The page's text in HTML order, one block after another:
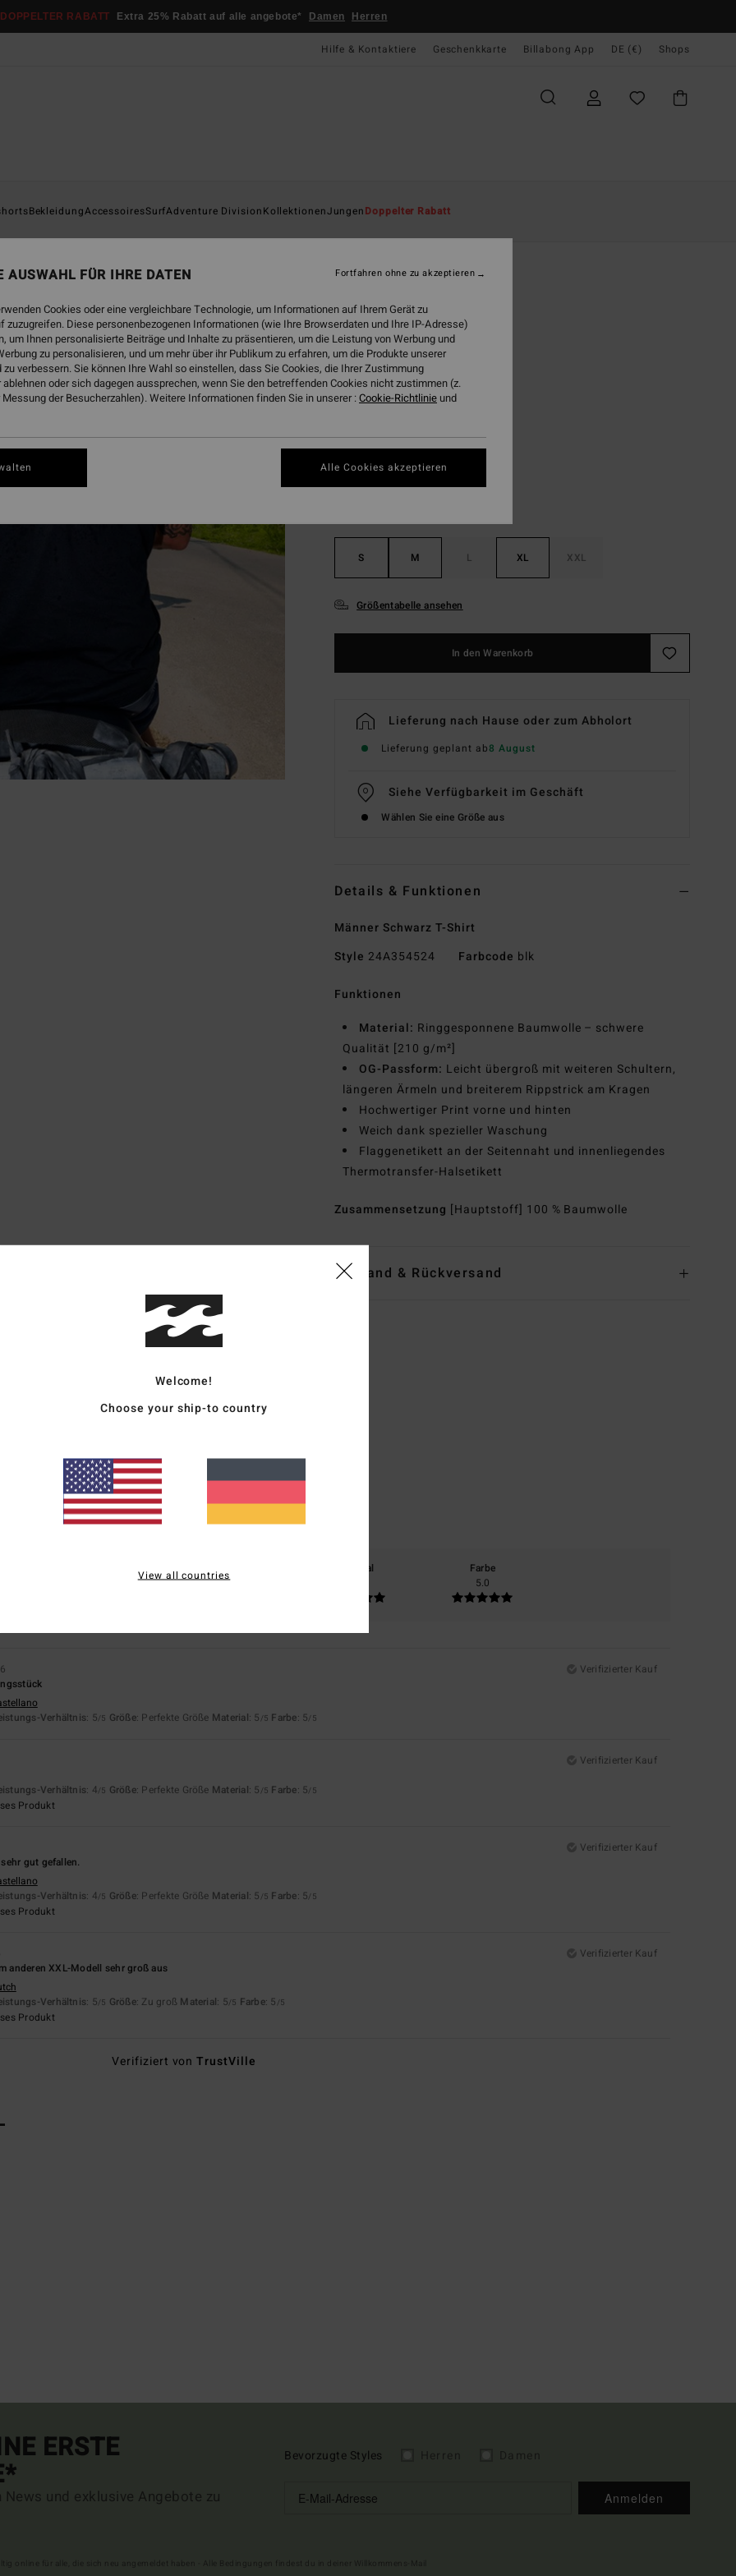
DOPPELTER RABATT Extra 25% Rabatt auf alle angebote* Damen Herren
Hilfe & Kontaktiere Geschenkkarte Billabong App DE (€) Shops
BekleidungAccessoiresSurfAdventure DivisionKollektionenJungenDoppelter Rabatt
Bio Wave Og
35,95 €
63%
13,48 €
SALE
DOPPELTER RABATT EXTRA 25%
S M L XL XXL
Größentabelle ansehen
In den Warenkorb
Lieferung nach Hause oder zum Abholort
Lieferung geplant ab8 August
Siehe Verfügbarkeit im Geschäft
Wählen Sie eine Größe aus
Details & Funktionen
Männer Schwarz T-Shirt
Style 24A354524 Farbcode blk
Funktionen
Material: Ringgesponnene Baumwolle – schwere
Qualität [210 g/m²]
OG-Passform: Leicht übergroß mit weiteren Schultern,
längeren Ärmeln und breiterem Rippstrick am Kragen
Hochwertiger Print vorne und hinten
Weich dank spezieller Waschung
Flaggenetikett an der Seitennaht und innenliegendes
Thermotransfer-Halsetikett
Zusammensetzung [Hauptstoff] 100 % Baumwolle
Versand & Rückversand
Durchschnittliche Bewertung
4.5 /5
basierend auf4 verifizierten Bewertungen
75% unserer Kunden empfehlen dieses Produkt
Leistungs-Verhältnis
Größe
Material
Farbe
5.0
Verifizierter Kauf
Verhältnis: 5/5 Größe: Perfekte Größe Material: 5 /5 Farbe: 5/5
Verifizierter Kauf
Verhältnis: 4/5 Größe: Perfekte Größe Material: 5 /5 Farbe: 5/5
Produkt
Verifizierter Kauf
gut gefallen.
Verhältnis: 4/5 Größe: Perfekte Größe Material: 5 /5 Farbe: 5/5
Produkt
Verifizierter Kauf
anderen XXL-Modell sehr groß aus
Verhältnis: 5/5 Größe: Zu groß Material: 5/5 Farbe: 5 /5
Produkt
Verifiziert vonTrustVille
ERSTE
und exklusive Angebote zu
Bevorzugte Styles
Anmelden
Welcome!
Choose your ship-to country
View all countries
AUSWAHL FÜR IHRE DATEN
Cookies oder eine vergleichbare Technologie, um Informationen auf Ihrem Gerät zu
zuzugreifen. Diese personenbezogenen Informationen (wie Ihre Browserdaten und Ihre IP-Adresse)
um Ihnen personalisierte Beiträge und Inhalte zu präsentieren, um die Leistung von Werbung und
zu personalisieren, und um mehr über ihr Publikum zu erfahren, um die Produkte unserer
verbessern. Sie können Ihre Wahl so einstellen, dass Sie Cookies, die Ihrer Zustimmung
oder sich dagegen aussprechen, wenn Sie den betreffenden Cookies nicht zustimmen (z.
der Besucherzahlen). Weitere Informationen finden Sie in unserer :Cookie-Richtlinie und
Fortfahren ohne zu akzeptieren
Alle Cookies akzeptieren